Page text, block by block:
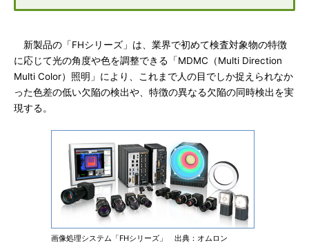
新製品の「FHシリーズ」は、業界で初めて検査対象物の特徴
に応じて光の角度や色を調整できる「MDMC（Multi Direction
Multi Color）照明」により、これまで人の目でしか捉えられなか
った色差の低い欠陥の検出や、特徴の異なる欠陥の同時検出を実
現する。
画像処理システム「FHシリーズ」 出典：オムロン